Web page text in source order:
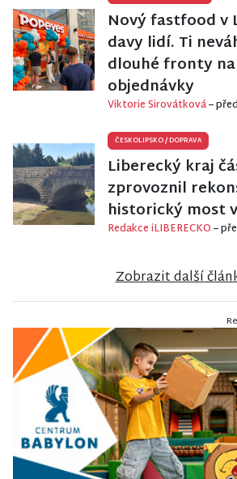
Nový fastfood v
davy lidí. Ti
dlouhé fronty na
objednávky
Viktorie Sirovátková–
ČESKOLIPSKO/DOPRAVA
Liberecký kraj
zprovoznil
historický most
Redakce iLIBERECKO–
Zobrazit další